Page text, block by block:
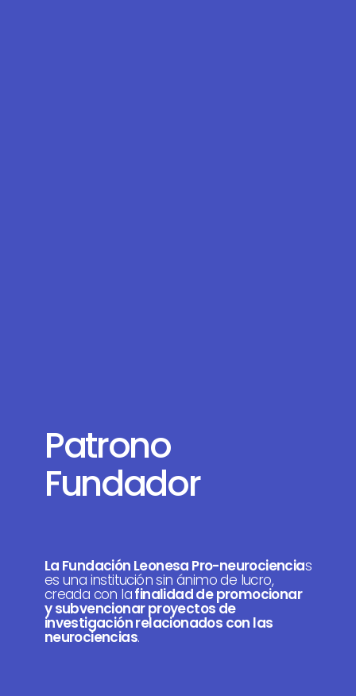
Patrono
Fundador
La Fundación Leonesa Pro-neurociencias
es una institución sin ánimo de lucro,
creada con lafinalidad de promocionar
y subvencionar proyectos de
investigación relacionados con las
neurociencias.